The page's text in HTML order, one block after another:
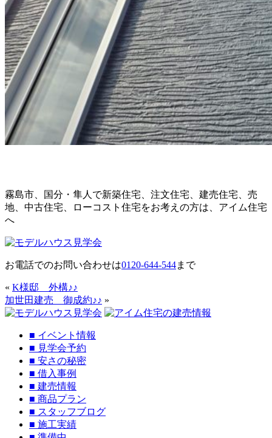
霧島市、国分・隼人で新築住宅、注文住宅、建売住宅、売
地、中古住宅、ローコスト住宅をお考えの方は、アイム住宅
へ
お電話でのお問い合わせは0120-644-544まで
« K様邸 外構♪♪
加世田建売 御成約♪♪ »
■ イベント情報
■ 見学会予約
■ 安さの秘密
■ 借入事例
■ 建売情報
■ 商品プラン
■ スタッフブログ
■ 施工実績